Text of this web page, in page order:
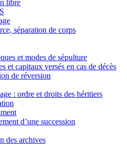
libre
séparation de corps
et modes de sépulture
et capitaux versés en cas de décès
de réversion
: ordre et droits des héritiers
d’une succession
des archives